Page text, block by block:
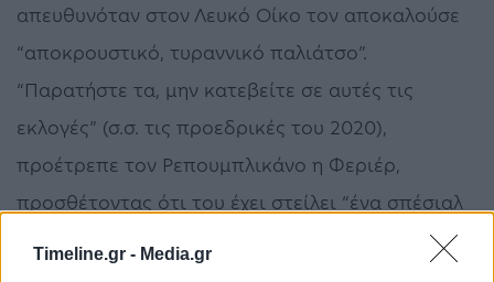
Timeline.gr - Media.gr
απευθυνόταν στον Λευκό Οίκο τον αποκαλούσε
“αποκρουστικό, τυραννικό παλιάτσο”.
“Παρατήστε τα, μην κατεβείτε σε αυτές τις
εκλογές” (σ.σ. τις προεδρικές του 2020),
προέτρεπε τον Ρεπουμπλικάνο η Φεριέρ,
προσθέτοντας ότι του έχει στείλει “ένα σπέσιαλ
δώρο”, δηλαδή το δηλητήριο, για να τον